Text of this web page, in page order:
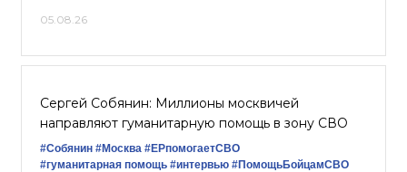
05.08.26
Сергей Собянин: Миллионы москвичей
направляют гуманитарную помощь в зону СВО
#Собянин #Москва #ЕРпомогаетСВО
#гуманитарная помощь #интервью #ПомощьБойцамСВО